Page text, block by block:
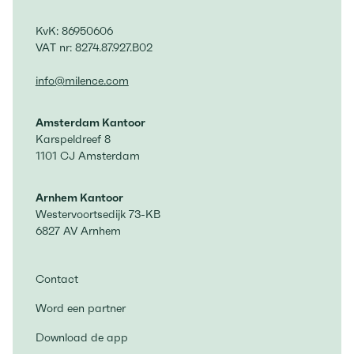
KvK: 86950606
VAT nr: 8274.87.927.B02
info@milence.com
Amsterdam Kantoor
Karspeldreef 8
1101 CJ Amsterdam
Arnhem Kantoor
Westervoortsedijk 73-KB
6827 AV Arnhem
Contact
Word een partner
Download de app